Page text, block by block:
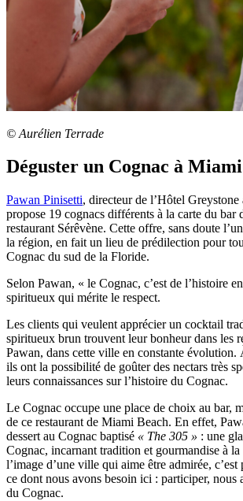
© Aurélien Terrade
Déguster un Cognac à Miami
Pawan Pinisetti, directeur de l’Hôtel
propose 19 cognacs différents à la carte du bar
restaurant Sérêvène. Cette offre, sans doute
la région, en fait un lieu de prédilection pour
Cognac du sud de la Floride.
Selon Pawan, « le Cognac, c’est de l’histoire
spiritueux qui mérite le respect.
Les clients qui veulent apprécier un cocktail
spiritueux brun trouvent leur bonheur dans les
Pawan, dans cette ville en constante évolution.
ils ont la possibilité de goûter des nectars très
leurs connaissances sur l’histoire du Cognac.
Le Cognac occupe une place de choix au bar,
de ce restaurant de Miami Beach. En effet,
dessert au Cognac baptisé « The 305 » : une
Cognac, incarnant tradition et gourmandise à
l’image d’une ville qui aime être admirée,
ce dont nous avons besoin ici : participer, nous
du Cognac.